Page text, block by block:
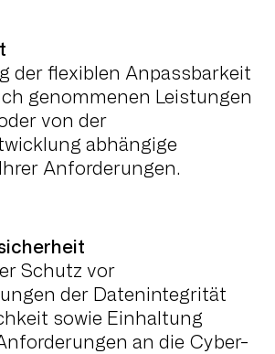
der flexiblen Anpassbarkeit
genommenen Leistungen
von der
abhängige
Anforderungen.
Schutz vor
der Datenintegrität
sowie Einhaltung
an die Cyber-